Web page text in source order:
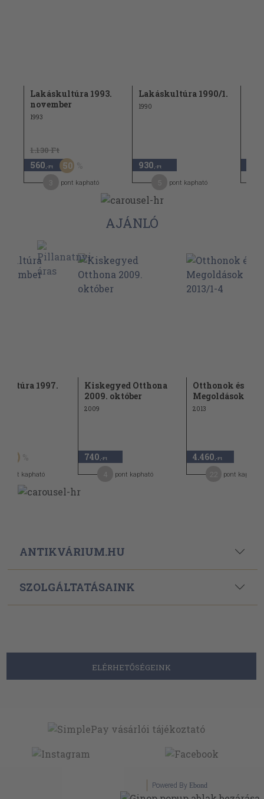
Lakáskultúra 1993.
november
1993
1.130 Ft
560 ,-Ft 50
pont kapható
Lakáskultúra 1990/1.
1990
930 ,-Ft
pont kapható
AJÁNLÓ
1997.
50
pont kapható
Kiskegyed Otthona
2009. október
2009
740 ,-Ft
pont kapható
Otthonok és
Megoldások
2013
4.460 ,-Ft
pont kapható
ANTIKVÁRIUM.HU
SZOLGÁLTATÁSAINK
ELÉRHETŐSÉGEINK
Powered By Ebond